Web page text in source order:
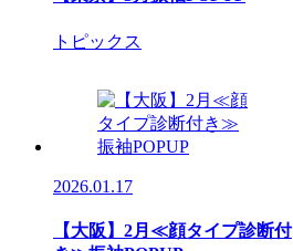
トピックス
2026.01.17
【大阪】2月≪顔タイプ診断付